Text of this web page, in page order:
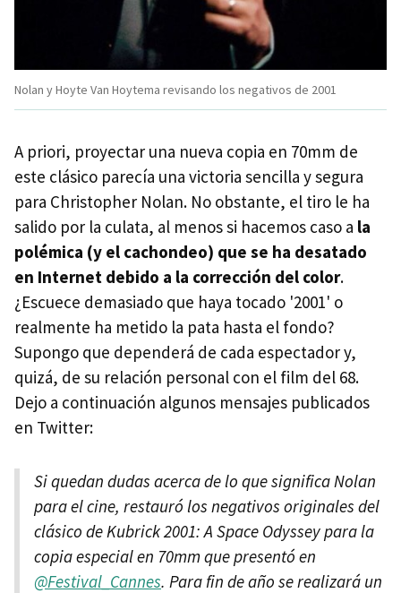
Nolan y Hoyte Van Hoytema revisando los negativos de 2001
A priori, proyectar una nueva copia en 70mm de
este clásico parecía una victoria sencilla y segura
para Christopher Nolan. No obstante, el tiro le ha
salido por la culata, al menos si hacemos caso a la
polémica (y el cachondeo) que se ha desatado
en Internet debido a la corrección del color.
¿Escuece demasiado que haya tocado '2001' o
realmente ha metido la pata hasta el fondo?
Supongo que dependerá de cada espectador y,
quizá, de su relación personal con el film del 68.
Dejo a continuación algunos mensajes publicados
en Twitter:
Si quedan dudas acerca de lo que significa Nolan
para el cine, restauró los negativos originales del
clásico de Kubrick 2001: A Space Odyssey para la
copia especial en 70mm que presentó en
@Festival_Cannes. Para fin de año se realizará un